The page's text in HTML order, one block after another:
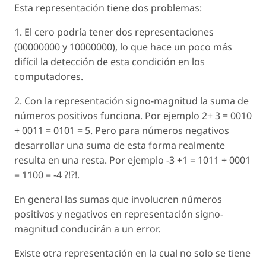
Esta representación tiene dos problemas:
1. El cero podría tener dos representaciones
(00000000 y 10000000), lo que hace un poco más
difícil la detección de esta condición en los
computadores.
2. Con la representación signo-magnitud la suma de
números positivos funciona. Por ejemplo 2+ 3 = 0010
+ 0011 = 0101 = 5. Pero para números negativos
desarrollar una suma de esta forma realmente
resulta en una resta. Por ejemplo -3 +1 = 1011 + 0001
= 1100 = -4 ?!?!.
En general las sumas que involucren números
positivos y negativos en representación signo-
magnitud conducirán a un error.
Existe otra representación en la cual no solo se tiene